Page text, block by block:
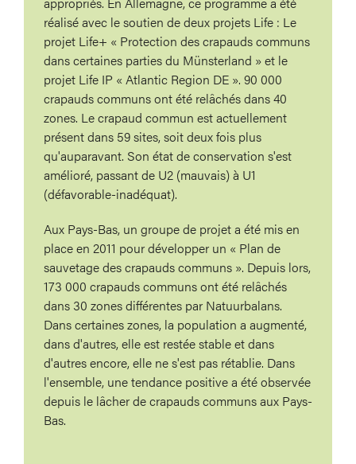
réalisé avec le soutien de deux projets Life : Le
projet Life+ « Protection des crapauds communs
dans certaines parties du Münsterland » et le
projet Life IP « Atlantic Region DE ». 90 000
crapauds communs ont été relâchés dans 40
zones. Le crapaud commun est actuellement
présent dans 59 sites, soit deux fois plus
qu'auparavant. Son état de conservation s'est
amélioré, passant de U2 (mauvais) à U1
(défavorable-inadéquat).
Aux Pays-Bas, un groupe de projet a été mis en
place en 2011 pour développer un « Plan de
sauvetage des crapauds communs ». Depuis lors,
173 000 crapauds communs ont été relâchés
dans 30 zones différentes par Natuurbalans.
Dans certaines zones, la population a augmenté,
dans d'autres, elle est restée stable et dans
d'autres encore, elle ne s'est pas rétablie. Dans
l'ensemble, une tendance positive a été observée
depuis le lâcher de crapauds communs aux Pays-
Bas.